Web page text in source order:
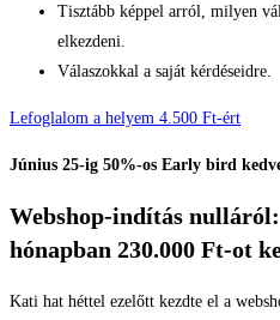
Tisztább képpel arról, milyen
elkezdeni.
Válaszokkal a saját kérdéseidre.
Lefoglalom a helyem 4.500 Ft-ért
Június 25-ig 50%-os Early bird
Webshop-indítás
hónapban 230.000 Ft-ot
Kati hat héttel ezelőtt kezdte el a